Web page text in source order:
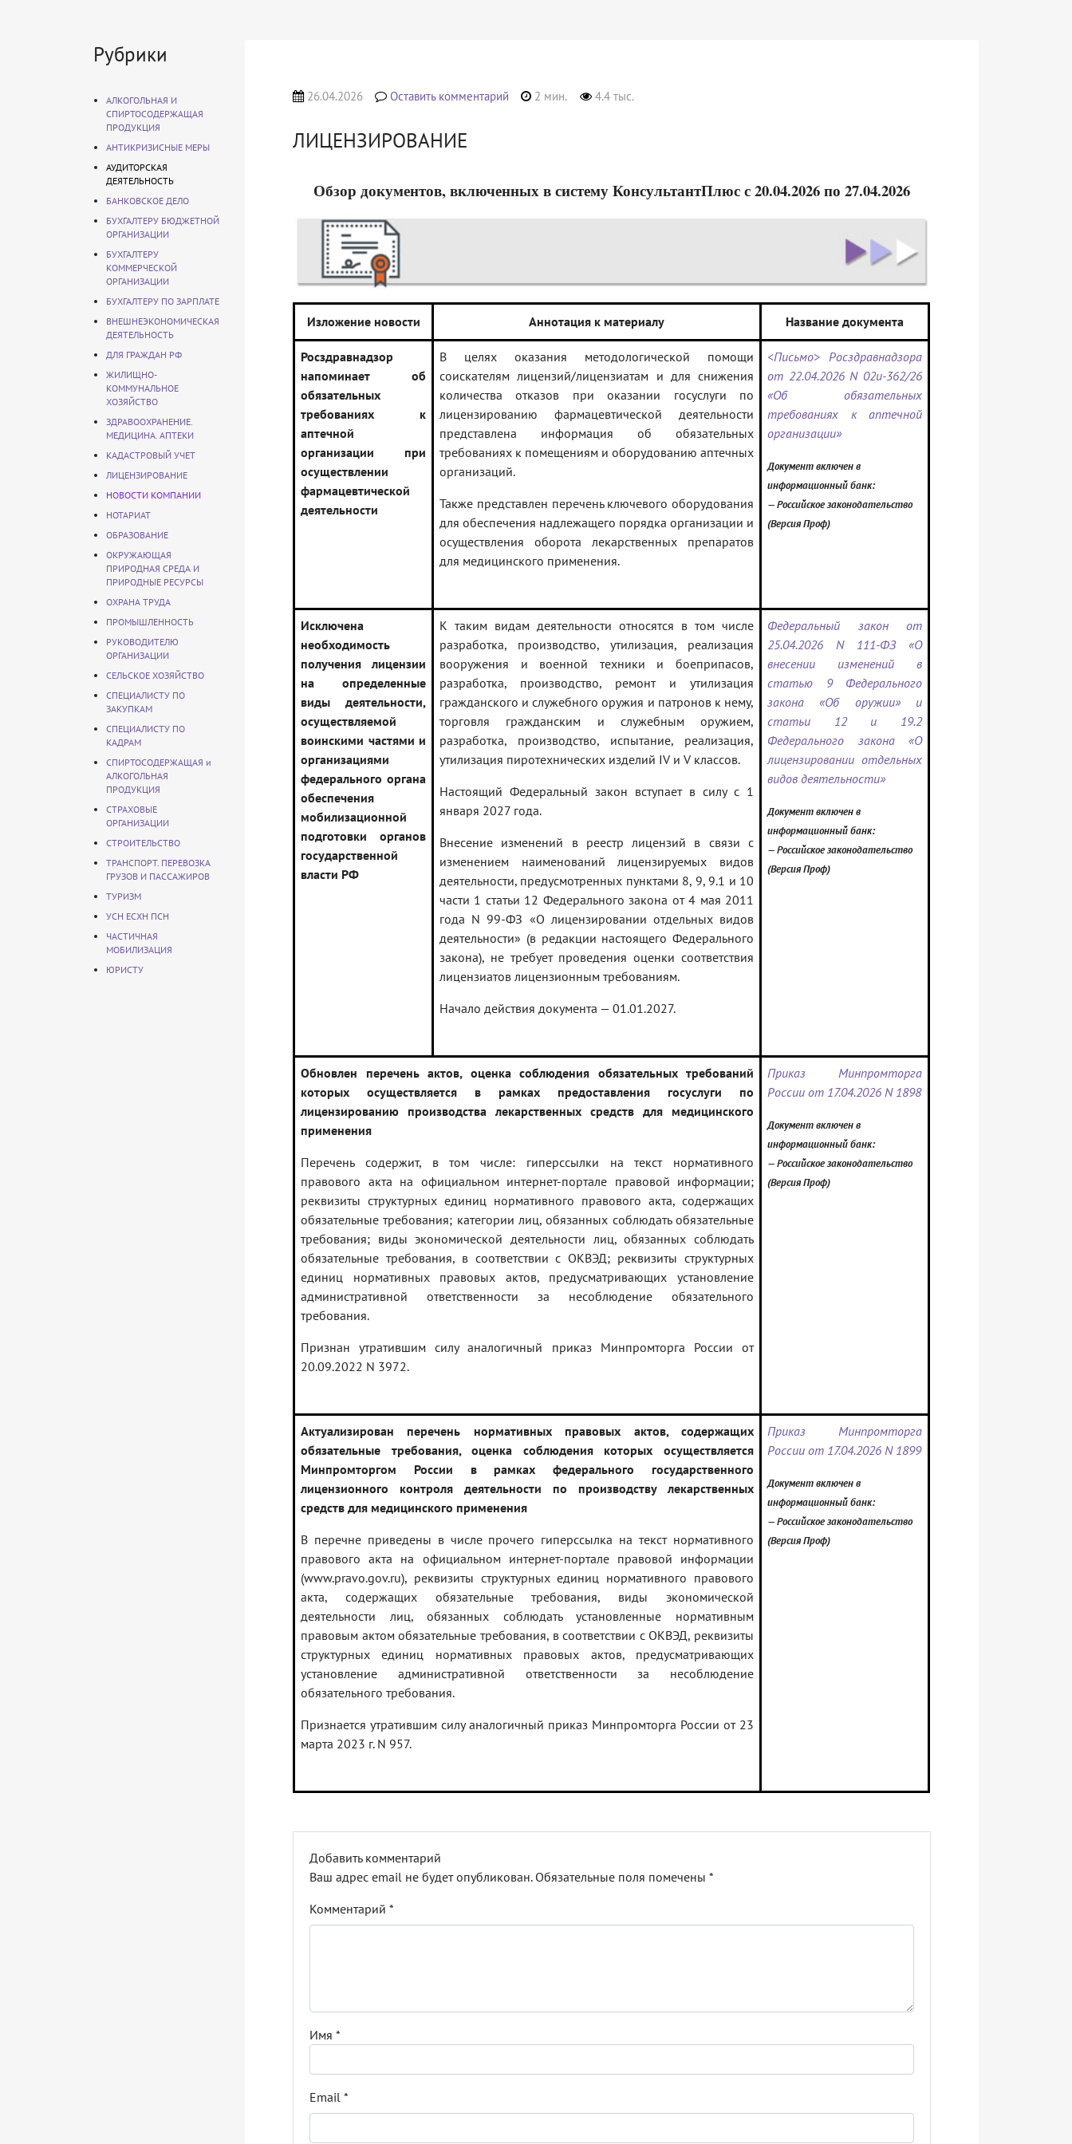
Рубрики
АЛКОГОЛЬНАЯ И
СПИРТОСОДЕРЖАЩАЯ
ПРОДУКЦИЯ
АНТИКРИЗИСНЫЕ МЕРЫ
АУДИТОРСКАЯ
ДЕЯТЕЛЬНОСТЬ
БАНКОВСКОЕ ДЕЛО
БУХГАЛТЕРУ БЮДЖЕТНОЙ
ОРГАНИЗАЦИИ
БУХГАЛТЕРУ
КОММЕРЧЕСКОЙ
ОРГАНИЗАЦИИ
БУХГАЛТЕРУ ПО ЗАРПЛАТЕ
ВНЕШНЕЭКОНОМИЧЕСКАЯ
ДЕЯТЕЛЬНОСТЬ
ДЛЯ ГРАЖДАН РФ
ЖИЛИЩНО-
КОММУНАЛЬНОЕ
ХОЗЯЙСТВО
ЗДРАВООХРАНЕНИЕ.
МЕДИЦИНА. АПТЕКИ
КАДАСТРОВЫЙ УЧЕТ
ЛИЦЕНЗИРОВАНИЕ
НОВОСТИ КОМПАНИИ
НОТАРИАТ
ОБРАЗОВАНИЕ
ОКРУЖАЮЩАЯ
ПРИРОДНАЯ СРЕДА И
ПРИРОДНЫЕ РЕСУРСЫ
ОХРАНА ТРУДА
ПРОМЫШЛЕННОСТЬ
РУКОВОДИТЕЛЮ
ОРГАНИЗАЦИИ
СЕЛЬСКОЕ ХОЗЯЙСТВО
СПЕЦИАЛИСТУ ПО
ЗАКУПКАМ
СПЕЦИАЛИСТУ ПО
КАДРАМ
СПИРТОСОДЕРЖАЩАЯ и
АЛКОГОЛЬНАЯ
ПРОДУКЦИЯ
СТРАХОВЫЕ
ОРГАНИЗАЦИИ
СТРОИТЕЛЬСТВО
ТРАНСПОРТ. ПЕРЕВОЗКА
ГРУЗОВ И ПАССАЖИРОВ
ТУРИЗМ
УСН ЕСХН ПСН
ЧАСТИЧНАЯ
МОБИЛИЗАЦИЯ
ЮРИСТУ
26.04.2026 Оставить комментарий 2 мин. 4.4 тыс.
ЛИЦЕНЗИРОВАНИЕ
Обзор документов, включенных в систему КонсультантПлюс с 20.04.2026 по 27.04.2026
Изложение новости Аннотация к материалу Название документа
Росздравнадзор
напоминает об
обязательных
требованиях к
аптечной
организации при
осуществлении
фармацевтической
деятельности
В целях оказания методологической помощи
соискателям лицензий/лицензиатам и для снижения
количества отказов при оказании госуслуги по
лицензированию фармацевтической деятельности
представлена информация об обязательных
требованиях к помещениям и оборудованию аптечных
организаций.
Также представлен перечень ключевого оборудования
для обеспечения надлежащего порядка организации и
осуществления оборота лекарственных препаратов
для медицинского применения.
<Письмо> Росздравнадзора
от 22.04.2026 N 02и-362/26
«Об обязательных
требованиях к аптечной
организации»
Документ включен в
информационный банк:
— Российское законодательство
(Версия Проф)
Исключена
необходимость
получения лицензии
на определенные
виды деятельности,
осуществляемой
воинскими частями и
организациями
федерального органа
обеспечения
мобилизационной
подготовки органов
государственной
власти РФ
К таким видам деятельности относятся в том числе
разработка, производство, утилизация, реализация
вооружения и военной техники и боеприпасов,
разработка, производство, ремонт и утилизация
гражданского и служебного оружия и патронов к нему,
торговля гражданским и служебным оружием,
разработка, производство, испытание, реализация,
утилизация пиротехнических изделий IV и V классов.
Настоящий Федеральный закон вступает в силу с 1
января 2027 года.
Внесение изменений в реестр лицензий в связи с
изменением наименований лицензируемых видов
деятельности, предусмотренных пунктами 8, 9, 9.1 и 10
части 1 статьи 12 Федерального закона от 4 мая 2011
года N 99-ФЗ «О лицензировании отдельных видов
деятельности» (в редакции настоящего Федерального
закона), не требует проведения оценки соответствия
лицензиатов лицензионным требованиям.
Начало действия документа — 01.01.2027.
Федеральный закон от
25.04.2026 N 111-ФЗ «О
внесении изменений в
статью 9 Федерального
закона «Об оружии» и
статьи 12 и 19.2
Федерального закона «О
лицензировании отдельных
видов деятельности»
Документ включен в
информационный банк:
— Российское законодательство
(Версия Проф)
Обновлен перечень актов, оценка соблюдения обязательных требований
которых осуществляется в рамках предоставления госуслуги по
лицензированию производства лекарственных средств для медицинского
применения
Перечень содержит, в том числе: гиперссылки на текст нормативного
правового акта на официальном интернет-портале правовой информации;
реквизиты структурных единиц нормативного правового акта, содержащих
обязательные требования; категории лиц, обязанных соблюдать обязательные
требования; виды экономической деятельности лиц, обязанных соблюдать
обязательные требования, в соответствии с ОКВЭД; реквизиты структурных
единиц нормативных правовых актов, предусматривающих установление
административной ответственности за несоблюдение обязательного
требования.
Признан утратившим силу аналогичный приказ Минпромторга России от
20.09.2022 N 3972.
Приказ Минпромторга
России от 17.04.2026 N 1898
Документ включен в
информационный банк:
— Российское законодательство
(Версия Проф)
Актуализирован перечень нормативных правовых актов, содержащих
обязательные требования, оценка соблюдения которых осуществляется
Минпромторгом России в рамках федерального государственного
лицензионного контроля деятельности по производству лекарственных
средств для медицинского применения
В перечне приведены в числе прочего гиперссылка на текст нормативного
правового акта на официальном интернет-портале правовой информации
(www.pravo.gov.ru), реквизиты структурных единиц нормативного правового
акта, содержащих обязательные требования, виды экономической
деятельности лиц, обязанных соблюдать установленные нормативным
правовым актом обязательные требования, в соответствии с ОКВЭД, реквизиты
структурных единиц нормативных правовых актов, предусматривающих
установление административной ответственности за несоблюдение
обязательного требования.
Признается утратившим силу аналогичный приказ Минпромторга России от 23
марта 2023 г. N 957.
Приказ Минпромторга
России от 17.04.2026 N 1899
Документ включен в
информационный банк:
— Российское законодательство
(Версия Проф)
Добавить комментарий
Ваш адрес email не будет опубликован. Обязательные поля помечены *
Комментарий *
Имя *
Email *